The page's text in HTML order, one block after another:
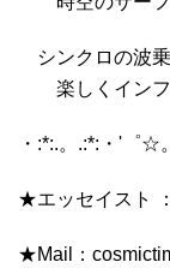
シンクロの波
楽しくインフ
・:*:.。.:*:・'゜☆
★エッセイスト
★Mail：